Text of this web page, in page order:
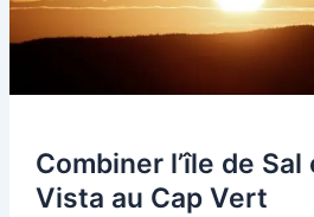
Combiner l’île de Sal
Vista au Cap Vert